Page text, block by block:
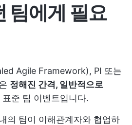
팀에게 필요
Agile Framework), PI 또는
정해진 간격, 일반적으로
표준 팀 이벤트입니다.
의 팀이 이해관계자와 협업하